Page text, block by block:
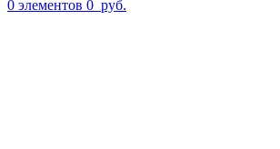
0 элементов 0 руб.